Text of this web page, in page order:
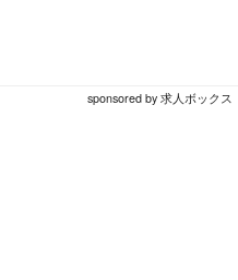
sponsored by 求人ボックス